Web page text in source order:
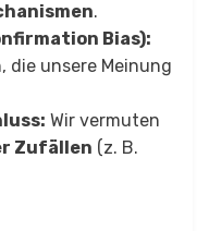
.
Bias):
die unsere Meinung
Wir vermuten
Zufällen (z. B.